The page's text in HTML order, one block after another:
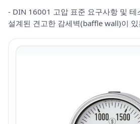
- DIN 16001 고압 표준 요구사항 및 테
설계된 견고한 감세벽(baffle wall)이